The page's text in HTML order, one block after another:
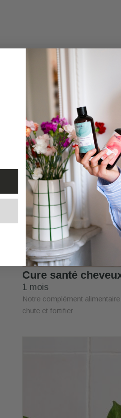
Cure santé
1 mois
Notre complément
chute et fortifier